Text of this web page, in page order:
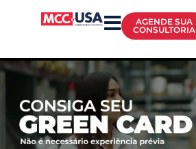
AGENDE SUA
CONSULTORIA
FINANCEIRO
PARA TODOS:
CASA
FAMILIAR: